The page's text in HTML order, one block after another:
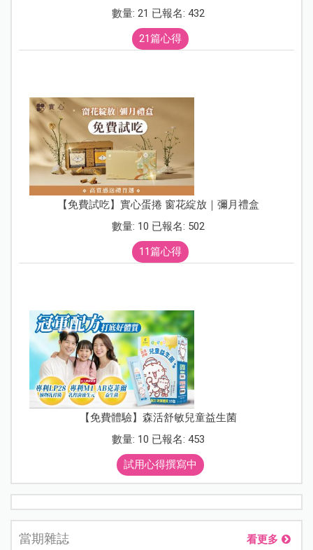
數量: 21 已報名: 432
21篇心得
【免費試吃】實心蛋捲 窗花綻放｜彌月禮盒
數量: 10 已報名: 502
11篇心得
【免費體驗】森活舒敏兒童益生菌
數量: 10 已報名: 453
試用心得撰寫中
當期雜誌 看更多